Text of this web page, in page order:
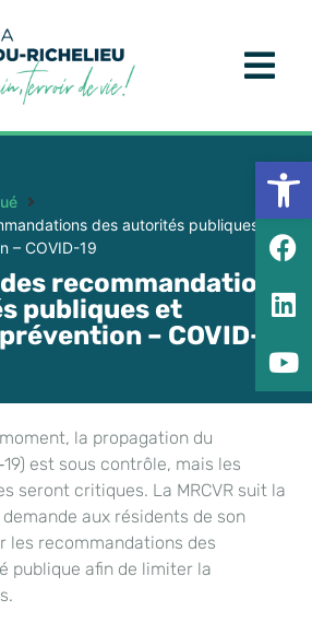
des autorités publiques et
– COVID-19
recommandations
publiques et
– COVID-19
la propagation du
est sous contrôle, mais les
seront critiques. La MRCVR suit la
aux résidents de son
les recommandations des
publique afin de limiter la